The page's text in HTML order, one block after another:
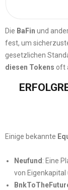
Die BaFin und
fest, um
gesetzlichen
diesen Tokens oft
Einige bekannte
Neufund : Eine
von